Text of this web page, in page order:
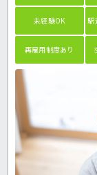
未経験OK 駅
再雇用制度あり